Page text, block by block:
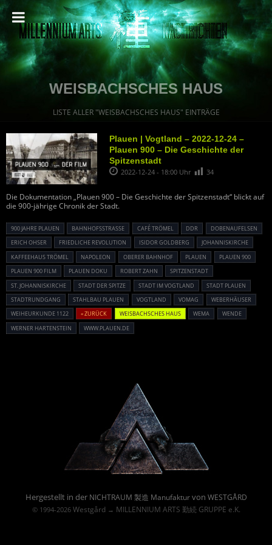
WEISBACHSCHES HAUS
LISTE ALLER "WEISBACHSCHES HAUS" EINTRÄGE
Plauen | Vogtland – 2022-12-24 –
Plauen 900 – Die Geschichte der
Spitzenstadt
2022-12-24 - 18:00 Uhr 34
Die Dokumentation „Plauen 900 – Die Geschichte der Spitzenstadt“ blickt auf
die 900-jährige Chronik der Stadt.
900 JAHRE PLAUEN BAHNHOFSSTRASSE CAFÉ TRÖMEL DDR
DOBENAUFELSEN
ERICH OHSER
FRIEDLICHE REVOLUTION ISIDOR GOLDBERG
JOHANNISKIRCHE
KAFFEEHAUS TRÖMEL
NAPOLEON OBERER BAHNHOF PLAUEN
PLAUEN 900
PLAUEN 900 FILM
PLAUEN DOKU ROBERT ZAHN
SPITZENSTADT
ST. JOHANNISKIRCHE
STADT DER SPITZE STADT IM VOGTLAND
STADT PLAUEN
STADTRUNDGANG
STAHLBAU PLAUEN VOGTLAND VOMAG
WEBERHÄUSER
WEIHEURKUNDE 1122
« ZURÜCK WEISBACHSCHES HAUS WEMA
WENDE
WERNER HARTENSTEIN
WWW.PLAUEN.DE
Hergestellt in der NICHTRAUM 製造 Manufakturvon WESTGÅRD
© 1994-2026 Westgård→ MILLENNIUM ARTS 勤続 GRUPPE e.K.
Powered By :